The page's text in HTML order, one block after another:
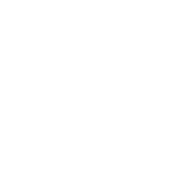
jedno
może